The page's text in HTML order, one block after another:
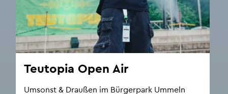
Te­u­to­pia Open Air
Um­sonst & Drau­ßen im Bür­ger­park Um­meln